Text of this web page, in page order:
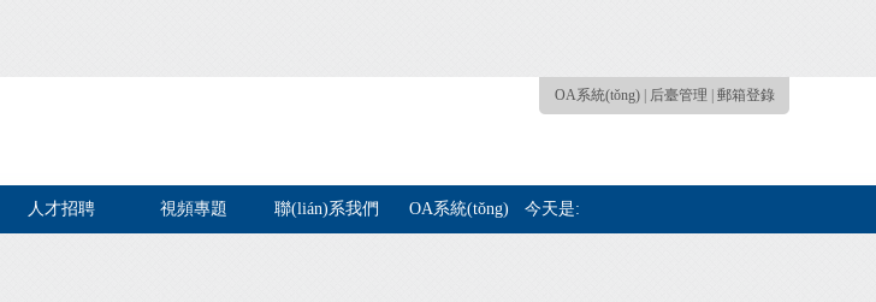
OA系統(tǒng)| 后臺管理 郵箱登錄
人才招聘 視頻專題 聯(lián)系我們 OA系統(tǒng) 今天是: